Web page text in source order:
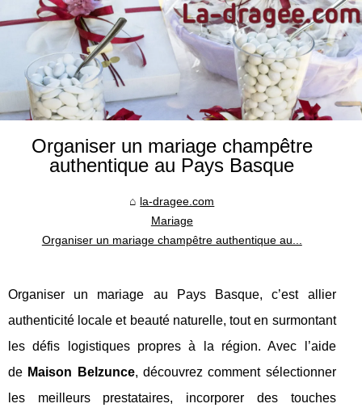
Organiser un mariage champêtre
authentique au Pays Basque
la-dragee.com
Mariage
Organiser un mariage champêtre authentique au...
Organiser un mariage au Pays Basque, c’est allier
authenticité locale et beauté naturelle, tout en surmontant
les défis logistiques propres à la région. Avec l’aide
de Maison Belzunce, découvrez comment sélectionner
les meilleurs prestataires, incorporer des touches